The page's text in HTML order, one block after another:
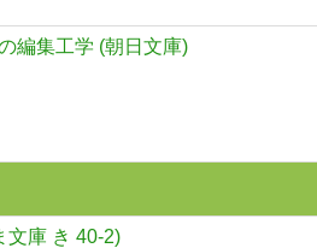
編集工学 (朝日文庫)
文庫 き 40-2)